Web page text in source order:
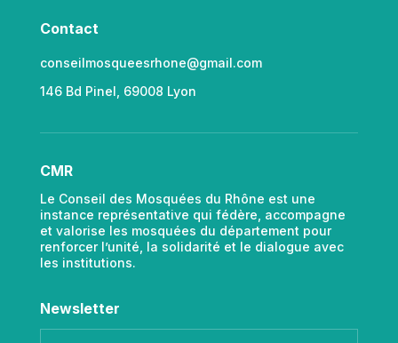
Contact
conseilmosqueesrhone@gmail.com
146 Bd Pinel, 69008 Lyon
CMR
Le Conseil des Mosquées du Rhône est une
instance représentative qui fédère, accompagne
et valorise les mosquées du département pour
renforcer l’unité, la solidarité et le dialogue avec
les institutions.
Newsletter